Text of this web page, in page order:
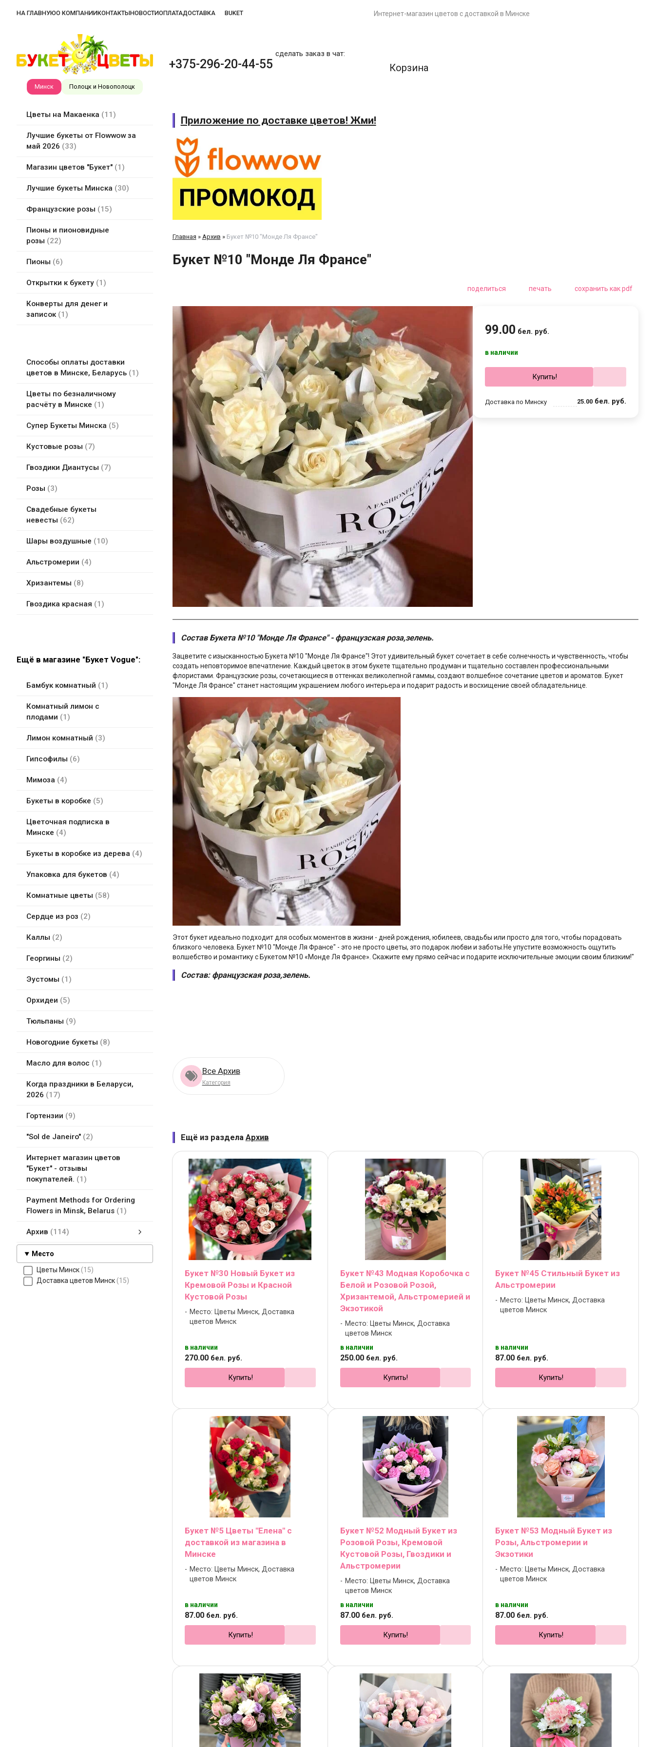
НА ГЛАВНУЮО КОМПАНИИКОНТАКТЫНОВОСТИОПЛАТАДОСТАВКА BUKET Интернет-магазин цветов c доставкой в Минске
Минск Полоцк и Новополоцк
+375-296-20-44-55
сделать заказ в чат:
Корзина
Цветы на Макаенка 11
Лучшие букеты от Flowwow за
май 2026
33
Магазин цветов "Букет" 1
Лучшие букеты Минска 30
Французские розы 15
Пионы и пионовидные
розы
22
Пионы 6
Открытки к букету 1
Конверты для денег и
записок
1
Способы оплаты доставки
цветов в Минске, Беларусь
1
Цветы по безналичному
расчёту в Минске
1
Супер Букеты Минска 5
Кустовые розы 7
Гвоздики Диантусы 7
Розы 3
Свадебные букеты
невесты
62
Шары воздушные 10
Альстромерии 4
Хризантемы 8
Гвоздика красная 1
Ещё в магазине "Букет Vogue":
Бамбук комнатный 1
Комнатный лимон с
плодами
1
Лимон комнатный 3
Гипсофилы 6
Мимоза 4
Букеты в коробке 5
Цветочная подписка в
Минске
4
Букеты в коробке из дерева 4
Упаковка для букетов 4
Комнатные цветы 58
Сердце из роз 2
Каллы 2
Георгины 2
Эустомы 1
Орхидеи 5
Тюльпаны 9
Новогодние букеты 8
Масло для волос 1
Когда праздники в Беларуси,
2026
17
Гортензии 9
"Sol de Janeiro" 2
Интернет магазин цветов
"Букет" - отзывы
покупателей.
1
Payment Methods for Ordering
Flowers in Minsk, Belarus
1
Архив 114
Место
Цветы Минск 15
Доставка цветов Минск 15
Приложение по доставке цветов! Жми!
Главная » Архив » Букет №10 "Монде Ля Франсе"
Букет №10 "Монде Ля Франсе"
поделиться печать сохранить как pdf
99.00 бел. руб.
в наличии
Купить!
Доставка по Минску 25.00 бел. руб.
Состав Букета №10 "Монде Ля Франсе" - французская роза,зелень.
Зацветите с изысканностью Букета №10 "Монде Ля Франсе"! Этот удивительный букет сочетает в себе солнечность и чувственность, чтобы
создать неповторимое впечатление. Каждый цветок в этом букете тщательно продуман и тщательно составлен профессиональными
флористами. Французские розы, сочетающиеся в оттенках великолепной гаммы, создают волшебное сочетание цветов и ароматов. Букет
"Монде Ля Франсе" станет настоящим украшением любого интерьера и подарит радость и восхищение своей обладательнице.
Этот букет идеально подходит для особых моментов в жизни - дней рождения, юбилеев, свадьбы или просто для того, чтобы порадовать
близкого человека. Букет №10 "Монде Ля Франсе" - это не просто цветы, это подарок любви и заботы.Не упустите возможность ощутить
волшебство и романтику с Букетом №10 «Монде Ля Франсе». Скажите ему прямо сейчас и подарите исключительные эмоции своим близким!"
Состав: французская роза,зелень.
Все Архив
Категория
Ещё из раздела Архив
Букет №30 Новый Букет из
Кремовой Розы и Красной
Кустовой Розы
Место: Цветы Минск, Доставка
цветов Минск
в наличии
270.00бел. руб.
Купить!
Букет №43 Модная Коробочка с
Белой и Розовой Розой,
Хризантемой, Альстромерией и
Экзотикой
Место: Цветы Минск, Доставка
цветов Минск
в наличии
250.00бел. руб.
Купить!
Букет №45 Стильный Букет из
Альстромерии
Место: Цветы Минск, Доставка
цветов Минск
в наличии
87.00 бел. руб.
Купить!
Букет №5 Цветы "Елена" с
доставкой из магазина в
Минске
Место: Цветы Минск, Доставка
цветов Минск
в наличии
87.00бел. руб.
Купить!
Букет №52 Модный Букет из
Розовой Розы, Кремовой
Кустовой Розы, Гвоздики и
Альстромерии
Место: Цветы Минск, Доставка
цветов Минск
в наличии
87.00бел. руб.
Купить!
Букет №53 Модный Букет из
Розы, Альстромерии и
Экзотики
Место: Цветы Минск, Доставка
цветов Минск
в наличии
87.00 бел. руб.
Купить!